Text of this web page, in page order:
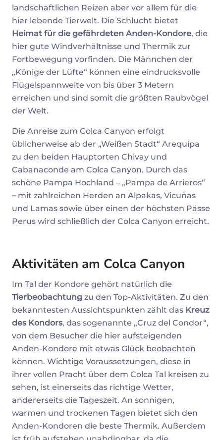
landschaftlichen Reizen aber vor allem für die
hier lebende Tierwelt. Die Schlucht bietet
Heimat für die gefährdeten Anden-Kondore, die
hier gute Windverhältnisse und Thermik zur
Fortbewegung vorfinden. Die Männchen der
„Könige der Lüfte“ können eine eindrucksvolle
Flügelspannweite von bis über 3 Metern
erreichen und sind somit die größten Raubvögel
der Welt.
Die Anreise zum Colca Canyon erfolgt
üblicherweise ab der „Weißen Stadt“ Arequipa
zu den beiden Hauptorten Chivay und
Cabanaconde am Colca Canyon. Durch das
schöne Pampa Hochland – „Pampa de Arrieros“
– mit zahlreichen Herden an Alpakas, Vicuñas
und Lamas sowie über einen der höchsten Pässe
Perus wird schließlich der Colca Canyon erreicht.
Aktivitäten am Colca Canyon
Im Tal der Kondore gehört natürlich die
Tierbeobachtung zu den Top-Aktivitäten. Zu den
bekanntesten Aussichtspunkten zählt das Kreuz
des Kondors, das sogenannte „Cruz del Condor“,
von dem Besucher die hier aufsteigenden
Anden-Kondore mit etwas Glück beobachten
können. Wichtige Voraussetzungen, diese in
ihrer vollen Pracht über dem Colca Tal kreisen zu
sehen, ist einerseits das richtige Wetter,
andererseits die Tageszeit. An sonnigen,
warmen und trockenen Tagen bietet sich den
Anden-Kondoren die beste Thermik. Außerdem